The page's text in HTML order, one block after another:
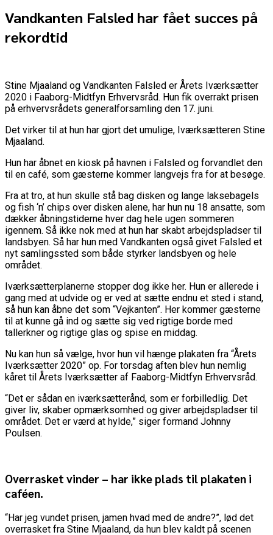
Vandkanten Falsled har fået succes på
rekordtid
Stine Mjaaland og Vandkanten Falsled er Årets Iværksætter
2020 i Faaborg-Midtfyn Erhvervsråd. Hun fik overrakt prisen
på erhvervsrådets generalforsamling den 17. juni.
Det virker til at hun har gjort det umulige, Iværksætteren Stine
Mjaaland.
Hun har åbnet en kiosk på havnen i Falsled og forvandlet den
til en café, som gæsterne kommer langvejs fra for at besøge.
Fra at tro, at hun skulle stå bag disken og lange laksebagels
og fish ‘n’ chips over disken alene, har hun nu 18 ansatte, som
dækker åbningstiderne hver dag hele ugen sommeren
igennem. Så ikke nok med at hun har skabt arbejdspladser til
landsbyen. Så har hun med Vandkanten også givet Falsled et
nyt samlingssted som både styrker landsbyen og hele
området.
Iværksætterplanerne stopper dog ikke her. Hun er allerede i
gang med at udvide og er ved at sætte endnu et sted i stand,
så hun kan åbne det som “Vejkanten”. Her kommer gæsterne
til at kunne gå ind og sætte sig ved rigtige borde med
tallerkner og rigtige glas og spise en middag.
Nu kan hun så vælge, hvor hun vil hænge plakaten fra “Årets
Iværksætter 2020” op. For torsdag aften blev hun nemlig
kåret til Årets Iværksætter af Faaborg-Midtfyn Erhvervsråd.
“Det er sådan en iværksætterånd, som er forbilledlig. Det
giver liv, skaber opmærksomhed og giver arbejdspladser til
området. Det er værd at hylde,” siger formand Johnny
Poulsen.
Overrasket vinder – har ikke plads til plakaten i
caféen.
“Har jeg vundet prisen, jamen hvad med de andre?”, lød det
overrasket fra Stine Mjaaland, da hun blev kaldt på scenen